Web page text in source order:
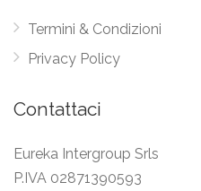
Termini & Condizioni
Privacy Policy
Contattaci
Eureka Intergroup Srls
P.IVA 02871390593